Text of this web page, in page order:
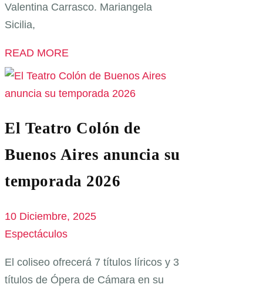
Valentina Carrasco. Mariangela
Sicilia,
READ MORE
El Teatro Colón de
Buenos Aires anuncia su
temporada 2026
10 Diciembre, 2025
Espectáculos
El coliseo ofrecerá 7 títulos líricos y 3
títulos de Ópera de Cámara en su